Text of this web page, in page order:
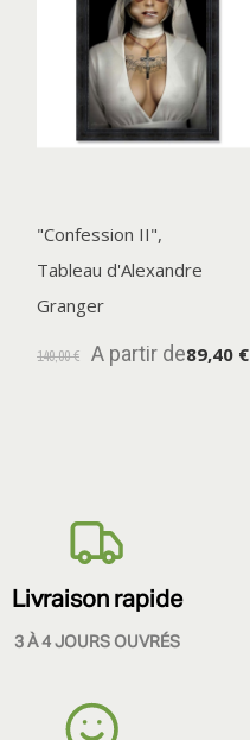
"Confession II",
Tableau d'Alexandre
Granger
149,00 € A partir de89,40 €
Livraison rapide
3 À 4 JOURS OUVRÉS